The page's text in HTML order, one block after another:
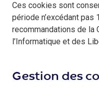
Ces cookies sont
période n’excédant pas
recommandations de la
l’Informatique et des
Gestion des